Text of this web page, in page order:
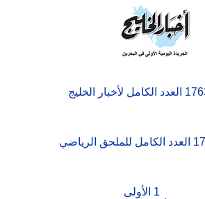
العدد الكامل لأخبار الخليج
العدد الكامل للملحق الرياضي
1 الأولى